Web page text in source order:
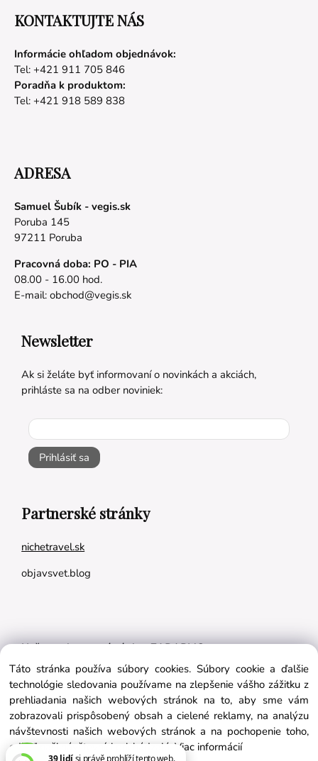
KONTAKTUJTE NÁS
Informácie ohľadom objednávok:
Tel: +421 911 705 846
Poradňa k produktom:
Tel: +421 918 589 838
ADRESA
Samuel Šubík - vegis.sk
Poruba 145
97211 Poruba
Pracovná doba: PO - PIA
08.00 - 16.00 hod.
E-mail: obchod@vegis.sk
Newsletter
Ak si želáte byť informovaní o novinkách a akciách,
prihláste sa na odber noviniek:
Prihlásiť sa
Partnerské stránky
nichetravel.sk
objavsvet.blog
Naše appky pre vás úplne ZADARMO:
Tréningový plán na mieru
BMI kalkulačka
Vygeneruj si výživový plán na mieru
Táto stránka používa súbory cookies. Súbory cookie a ďalšie
technológie sledovania používame na zlepšenie vášho zážitku z
prehliadania našich webových stránok na to, aby sme vám
zobrazovali prispôsobený obsah a cielené reklamy, na analýzu
návštevnosti našich webových stránok a na pochopenie toho,
odkiaľ naši návštevníci prichádzajú. Viac informácií